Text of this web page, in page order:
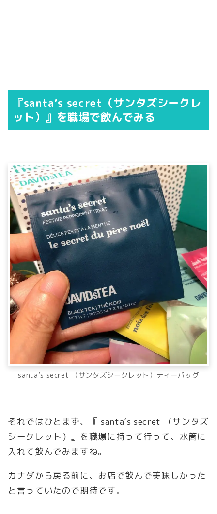
『santa’s secret（サンタズシークレ
ット）』を職場で飲んでみる
santa’s secret （サンタズシークレット）ティーバッグ
それではひとまず、『 santa’s secret （サンタズ
シークレット）』を職場に持って行って、水筒に
入れて飲んでみますね。
カナダから戻る前に、お店で飲んで美味しかった
と言っていたので期待です。